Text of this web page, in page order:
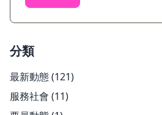
分類
最新動態(121)
服務社會 (11)